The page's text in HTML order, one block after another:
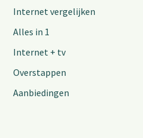
Internet vergelijken
Alles in 1
Internet + tv
Overstappen
Aanbiedingen